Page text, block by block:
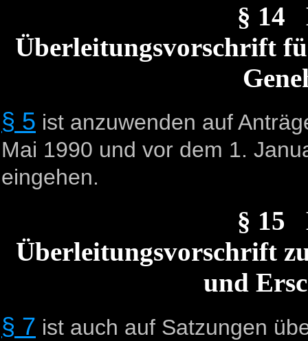
§ 14
Überleitungsvorschrift
§ 5 ist anzuwenden auf
Mai 1990 und vor dem 1.
eingehen.
§ 15
Überleitungsvorschrift
und
§ 7 ist auch auf Satzungen